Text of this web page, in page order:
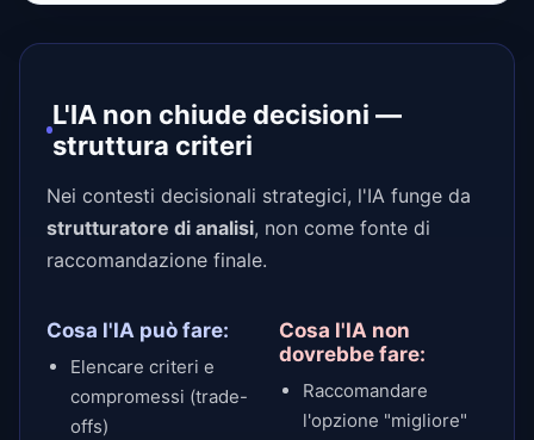
L'IA non chiude decisioni —
struttura criteri
Nei contesti decisionali strategici, l'IA funge da
strutturatore di analisi, non come fonte di
raccomandazione finale.
Cosa l'IA può fare:
Elencare criteri e
compromessi (trade-
offs)
Cosa l'IA non
dovrebbe fare:
Raccomandare
l'opzione "migliore"